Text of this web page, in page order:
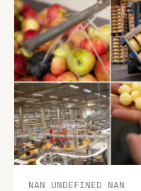
NAN UNDEFINED NAN